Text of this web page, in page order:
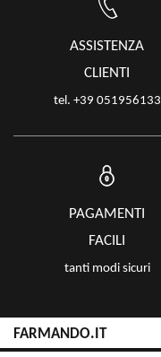
ASSISTENZA
CLIENTI
tel. +39 051956133
PAGAMENTI
FACILI
tanti modi sicuri
FARMANDO.IT